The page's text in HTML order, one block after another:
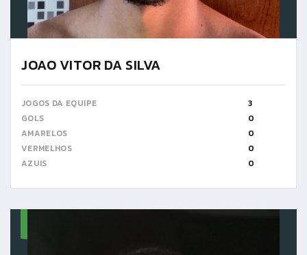
JOAO VITOR DA SILVA
JOGOS DA EQUIPE
3
GOLS
0
AMARELOS
0
VERMELHOS
0
AZUIS
0